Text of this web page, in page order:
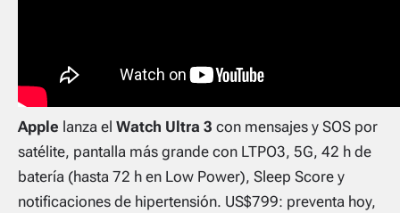
Apple lanza el Watch Ultra 3 con mensajes y SOS por
satélite, pantalla más grande con LTPO3, 5G, 42 h de
batería (hasta 72 h en Low Power), Sleep Score y
notificaciones de hipertensión. US$799: preventa hoy,